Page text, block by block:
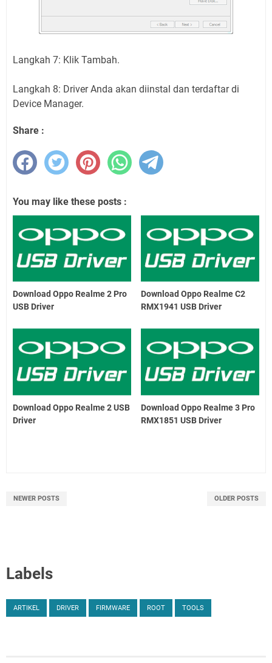
Langkah 7: Klik Tambah.
Langkah 8: Driver Anda akan diinstal dan terdaftar di
Device Manager.
Share :
You may like these posts :
Download Oppo Realme 2 Pro
USB Driver
Download Oppo Realme C2
RMX1941 USB Driver
Download Oppo Realme 2 USB
Driver
Download Oppo Realme 3 Pro
RMX1851 USB Driver
NEWER POSTS OLDER POSTS
Labels
ARTIKEL DRIVER FIRMWARE ROOT TOOLS